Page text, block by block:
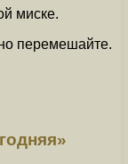
миске.
перемешайте.